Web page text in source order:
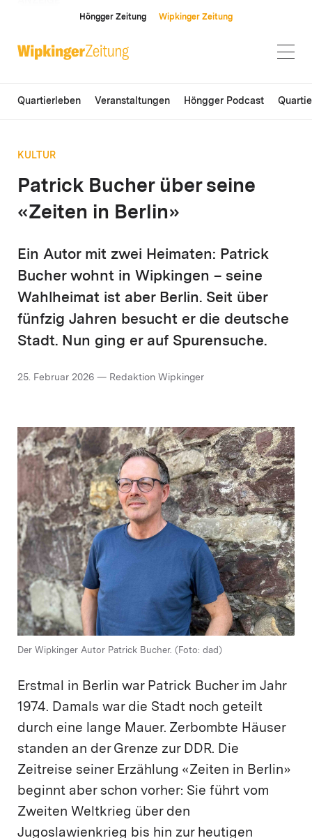
Höngger Zeitung Wipkinger Zeitung
Quartierleben Veranstaltungen Höngger Podcast
KULTUR
Patrick Bucher über seine
«Zeiten in Berlin»
Ein Autor mit zwei Heimaten: Patrick
Bucher wohnt in Wipkingen – seine
Wahlheimat ist aber Berlin. Seit über
fünfzig Jahren besucht er die deutsche
Stadt. Nun ging er auf Spurensuche.
25. Februar 2026 — Redaktion Wipkinger
Der Wipkinger Autor Patrick Bucher. (Foto: dad)
Erstmal in Berlin war Patrick Bucher im Jahr
1974. Damals war die Stadt noch geteilt
durch eine lange Mauer. Zerbombte Häuser
standen an der Grenze zur DDR. Die
Zeitreise seiner Erzählung «Zeiten in Berlin»
beginnt aber schon vorher: Sie führt vom
Zweiten Weltkrieg über den
Jugoslawienkrieg bis hin zur heutigen